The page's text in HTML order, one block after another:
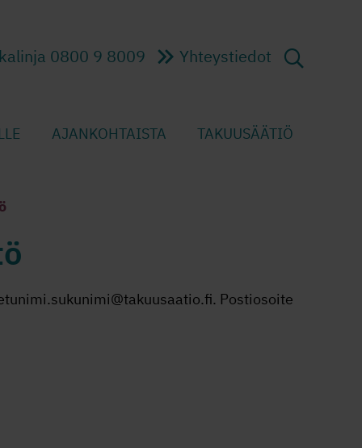
0800 9 8009 Yhteystiedot
AJANKOHTAISTA TAKUUSÄÄTIÖ
Postiosoite